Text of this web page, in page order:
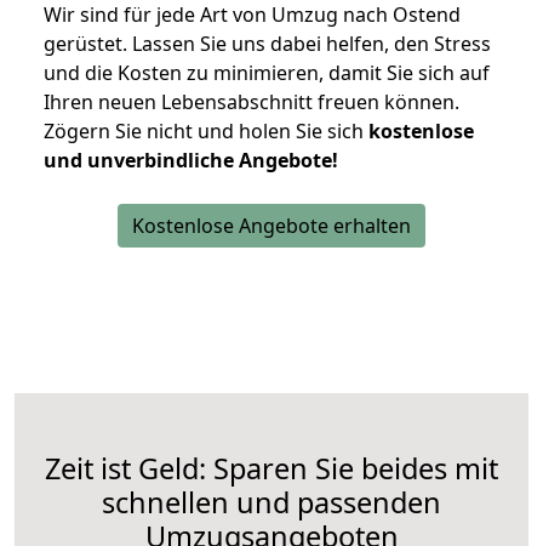
Wir sind für jede Art von Umzug nach Ostend
gerüstet. Lassen Sie uns dabei helfen, den Stress
und die Kosten zu minimieren, damit Sie sich auf
Ihren neuen Lebensabschnitt freuen können.
Zögern Sie nicht und holen Sie sich kostenlose
und unverbindliche Angebote!
Kostenlose Angebote erhalten
Zeit ist Geld: Sparen Sie beides mit
schnellen und passenden
Umzugsangeboten